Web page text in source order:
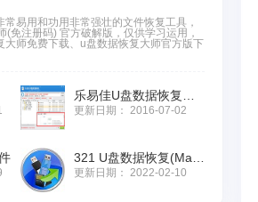
易用和功用非常强壮的文件恢复工具，
免注册码) 官方破解版，仅供学习运用，
师免费下载、u盘数据恢复大师官方版下
更新日期： 2016-07-02
更新日期： 2022-02-10